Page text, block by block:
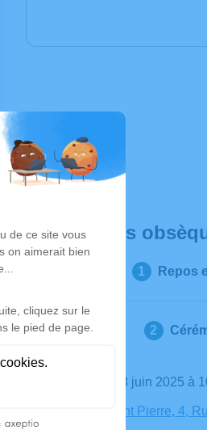
Déroulé des
Repos
Le lundi 23 juin 2025 à
Église Saint Pierre, 4,